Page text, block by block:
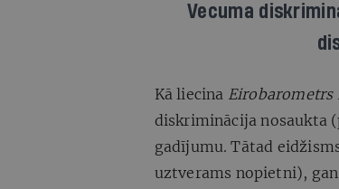
Vecuma
Kā liecina Eirobarometrs
diskriminācija nosaukta
gadījumu. Tātad
uztverams nopietni),